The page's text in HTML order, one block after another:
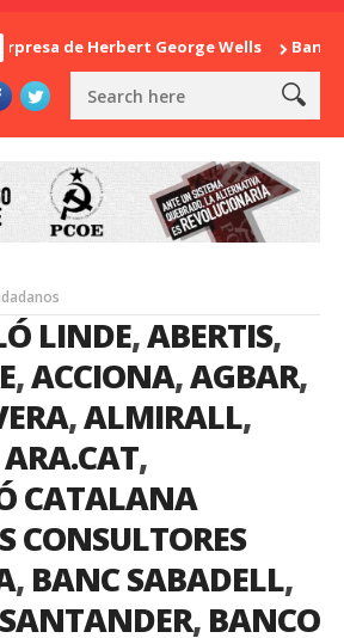
de Herbert George Wells
LINDE,ABERTIS,
,ACCIONA,AGBAR,
,ALMIRALL,
ARA.CAT,
CATALANA
CONSULTORES
, BANC SABADELL,
, BANCO